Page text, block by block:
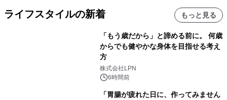
ライフスタイルの新着 もっと見る
「もう歳だから」と諦める前に。 何歳
からでも健やかな身体を目指せる考え
方
株式会社LPN
6時間前
「胃腸が疲れた日に、作ってみません